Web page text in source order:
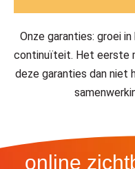
Onze garanties: groei
continuïteit. Het eerste
deze garanties dan niet
online